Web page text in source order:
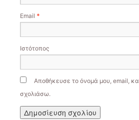
Email *
Ιστότοπος
Αποθήκευσε το όνομά μου, email,
σχολιάσω.